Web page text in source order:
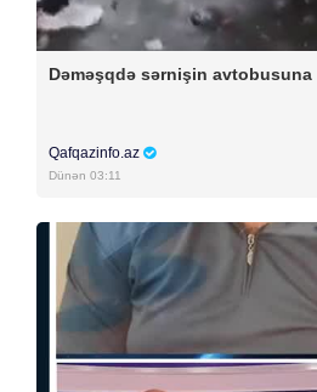
Dəməşqdə sərnişin avtobusuna
Qafqazinfo.az
Dünən 03:11